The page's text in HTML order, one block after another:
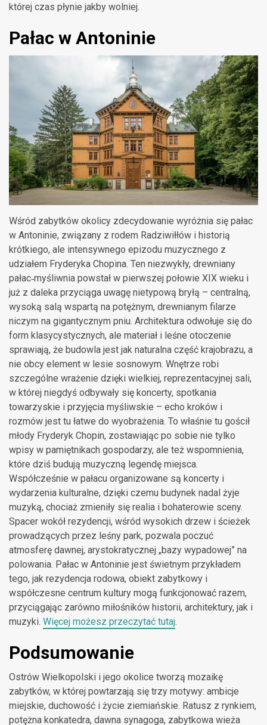
której czas płynie jakby wolniej.
Pałac w Antoninie
Wśród zabytków okolicy zdecydowanie wyróżnia się pałac
w Antoninie, związany z rodem Radziwiłłów i historią
krótkiego, ale intensywnego epizodu muzycznego z
udziałem Fryderyka Chopina. Ten niezwykły, drewniany
pałac‑myśliwnia powstał w pierwszej połowie XIX wieku i
już z daleka przyciąga uwagę nietypową bryłą – centralną,
wysoką salą wspartą na potężnym, drewnianym filarze
niczym na gigantycznym pniu. Architektura odwołuje się do
form klasycystycznych, ale materiał i leśne otoczenie
sprawiają, że budowla jest jak naturalna część krajobrazu, a
nie obcy element w lesie sosnowym. Wnętrze robi
szczególne wrażenie dzięki wielkiej, reprezentacyjnej sali,
w której niegdyś odbywały się koncerty, spotkania
towarzyskie i przyjęcia myśliwskie – echo kroków i
rozmów jest tu łatwe do wyobrażenia. To właśnie tu gościł
młody Fryderyk Chopin, zostawiając po sobie nie tylko
wpisy w pamiętnikach gospodarzy, ale też wspomnienia,
które dziś budują muzyczną legendę miejsca.
Współcześnie w pałacu organizowane są koncerty i
wydarzenia kulturalne, dzięki czemu budynek nadal żyje
muzyką, chociaż zmieniły się realia i bohaterowie sceny.
Spacer wokół rezydencji, wśród wysokich drzew i ścieżek
prowadzących przez leśny park, pozwala poczuć
atmosferę dawnej, arystokratycznej „bazy wypadowej” na
polowania. Pałac w Antoninie jest świetnym przykładem
tego, jak rezydencja rodowa, obiekt zabytkowy i
współczesne centrum kultury mogą funkcjonować razem,
przyciągając zarówno miłośników historii, architektury, jak i
muzyki. Więcej możesz przeczytać tutaj.
Podsumowanie
Ostrów Wielkopolski i jego okolice tworzą mozaikę
zabytków, w której powtarzają się trzy motywy: ambicje
miejskie, duchowość i życie ziemiańskie. Ratusz z rynkiem,
potężna konkatedra, dawna synagoga, zabytkowa wieża